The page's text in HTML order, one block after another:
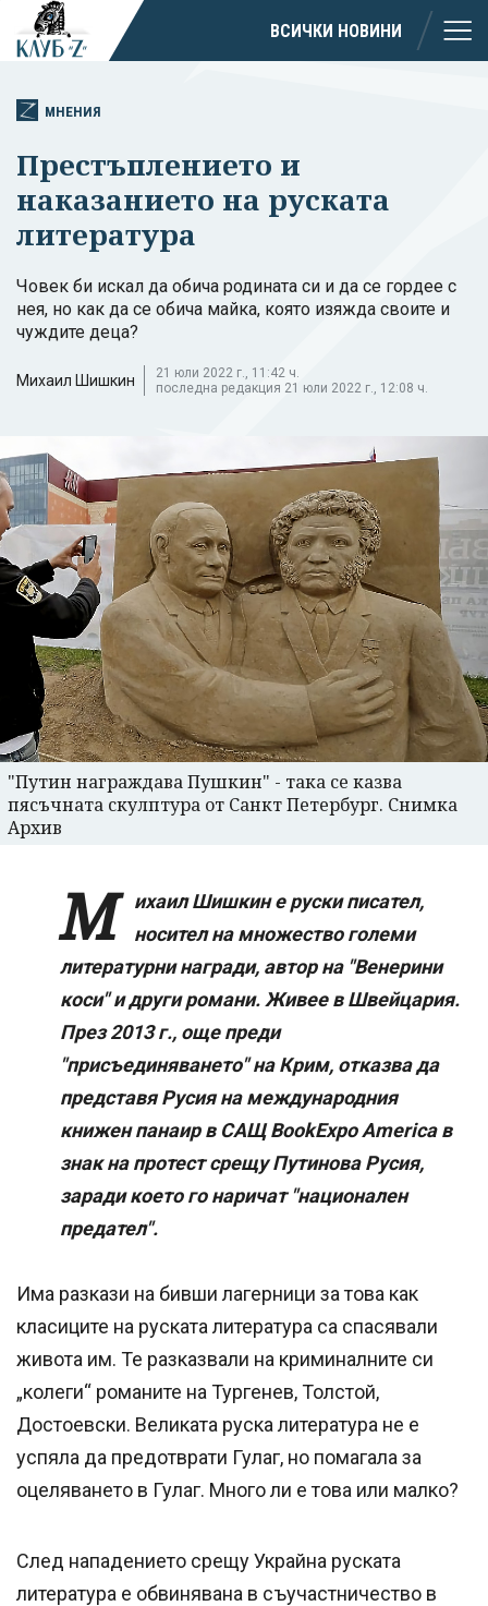
ВСИЧКИ НОВИНИ
МНЕНИЯ
Престъплението и
наказанието на руската
литература
Човек би искал да обича родината си и да се гордее с
нея, но как да се обича майка, която изяжда своите и
чуждите деца?
Михаил Шишкин
21 юли 2022 г., 11:42 ч.
последна редакция 21 юли 2022 г., 12:08 ч.
"Путин награждава Пушкин" - така се казва
пясъчната скулптура от Санкт Петербург. Снимка
Архив
М
ихаил Шишкин е руски писател,
носител на множество големи
литературни награди, автор на "Венерини
коси" и други романи. Живее в Швейцария.
През 2013 г., още преди
"присъединяването" на Крим, отказва да
представя Русия на международния
книжен панаир в САЩ BookExpo America в
знак на протест срещу Путинова Русия,
заради което го наричат "национален
предател".
Има разкази на бивши лагерници за това как
класиците на руската литература са спасявали
живота им. Те разказвали на криминалните си
„колеги“ романите на Тургенев, Толстой,
Достоевски. Великата руска литература не е
успяла да предотврати Гулаг, но помагала за
оцеляването в Гулаг. Много ли е това или малко?
След нападението срещу Украйна руската
литература е обвинявана в съучастничество в